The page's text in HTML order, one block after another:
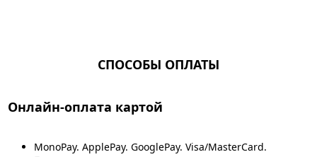
СПОСОБЫ ОПЛАТЫ
Онлайн-оплата картой
MonoPay. ApplePay. GooglePay. Visa/MasterCard.